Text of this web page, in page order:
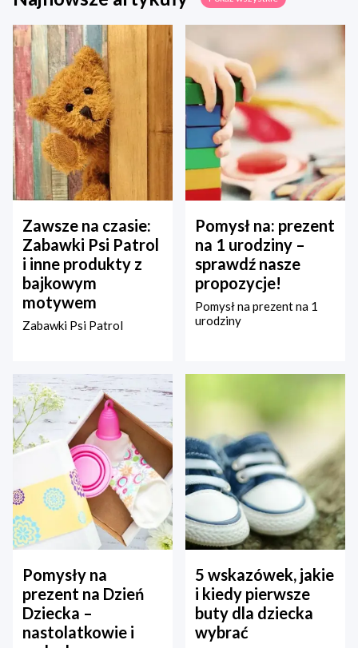
Zawsze na czasie:
Zabawki Psi Patrol
i inne produkty z
bajkowym
motywem
Zabawki Psi Patrol
Pomysł na: prezent
na 1 urodziny –
sprawdź nasze
propozycje!
Pomysł na prezent na 1
urodziny
Pomysły na
prezent na Dzień
Dziecka –
nastolatkowie i
5 wskazówek, jakie
i kiedy pierwsze
buty dla dziecka
wybrać